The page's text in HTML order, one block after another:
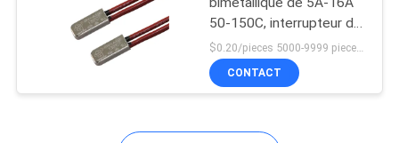
coupure thermique
50-150C, interrupteur de
coupure thermique BW-
A1D 250V
$0.20/pieces 5000-9999 pieces MOQ:5000 morceaux
CONTACT